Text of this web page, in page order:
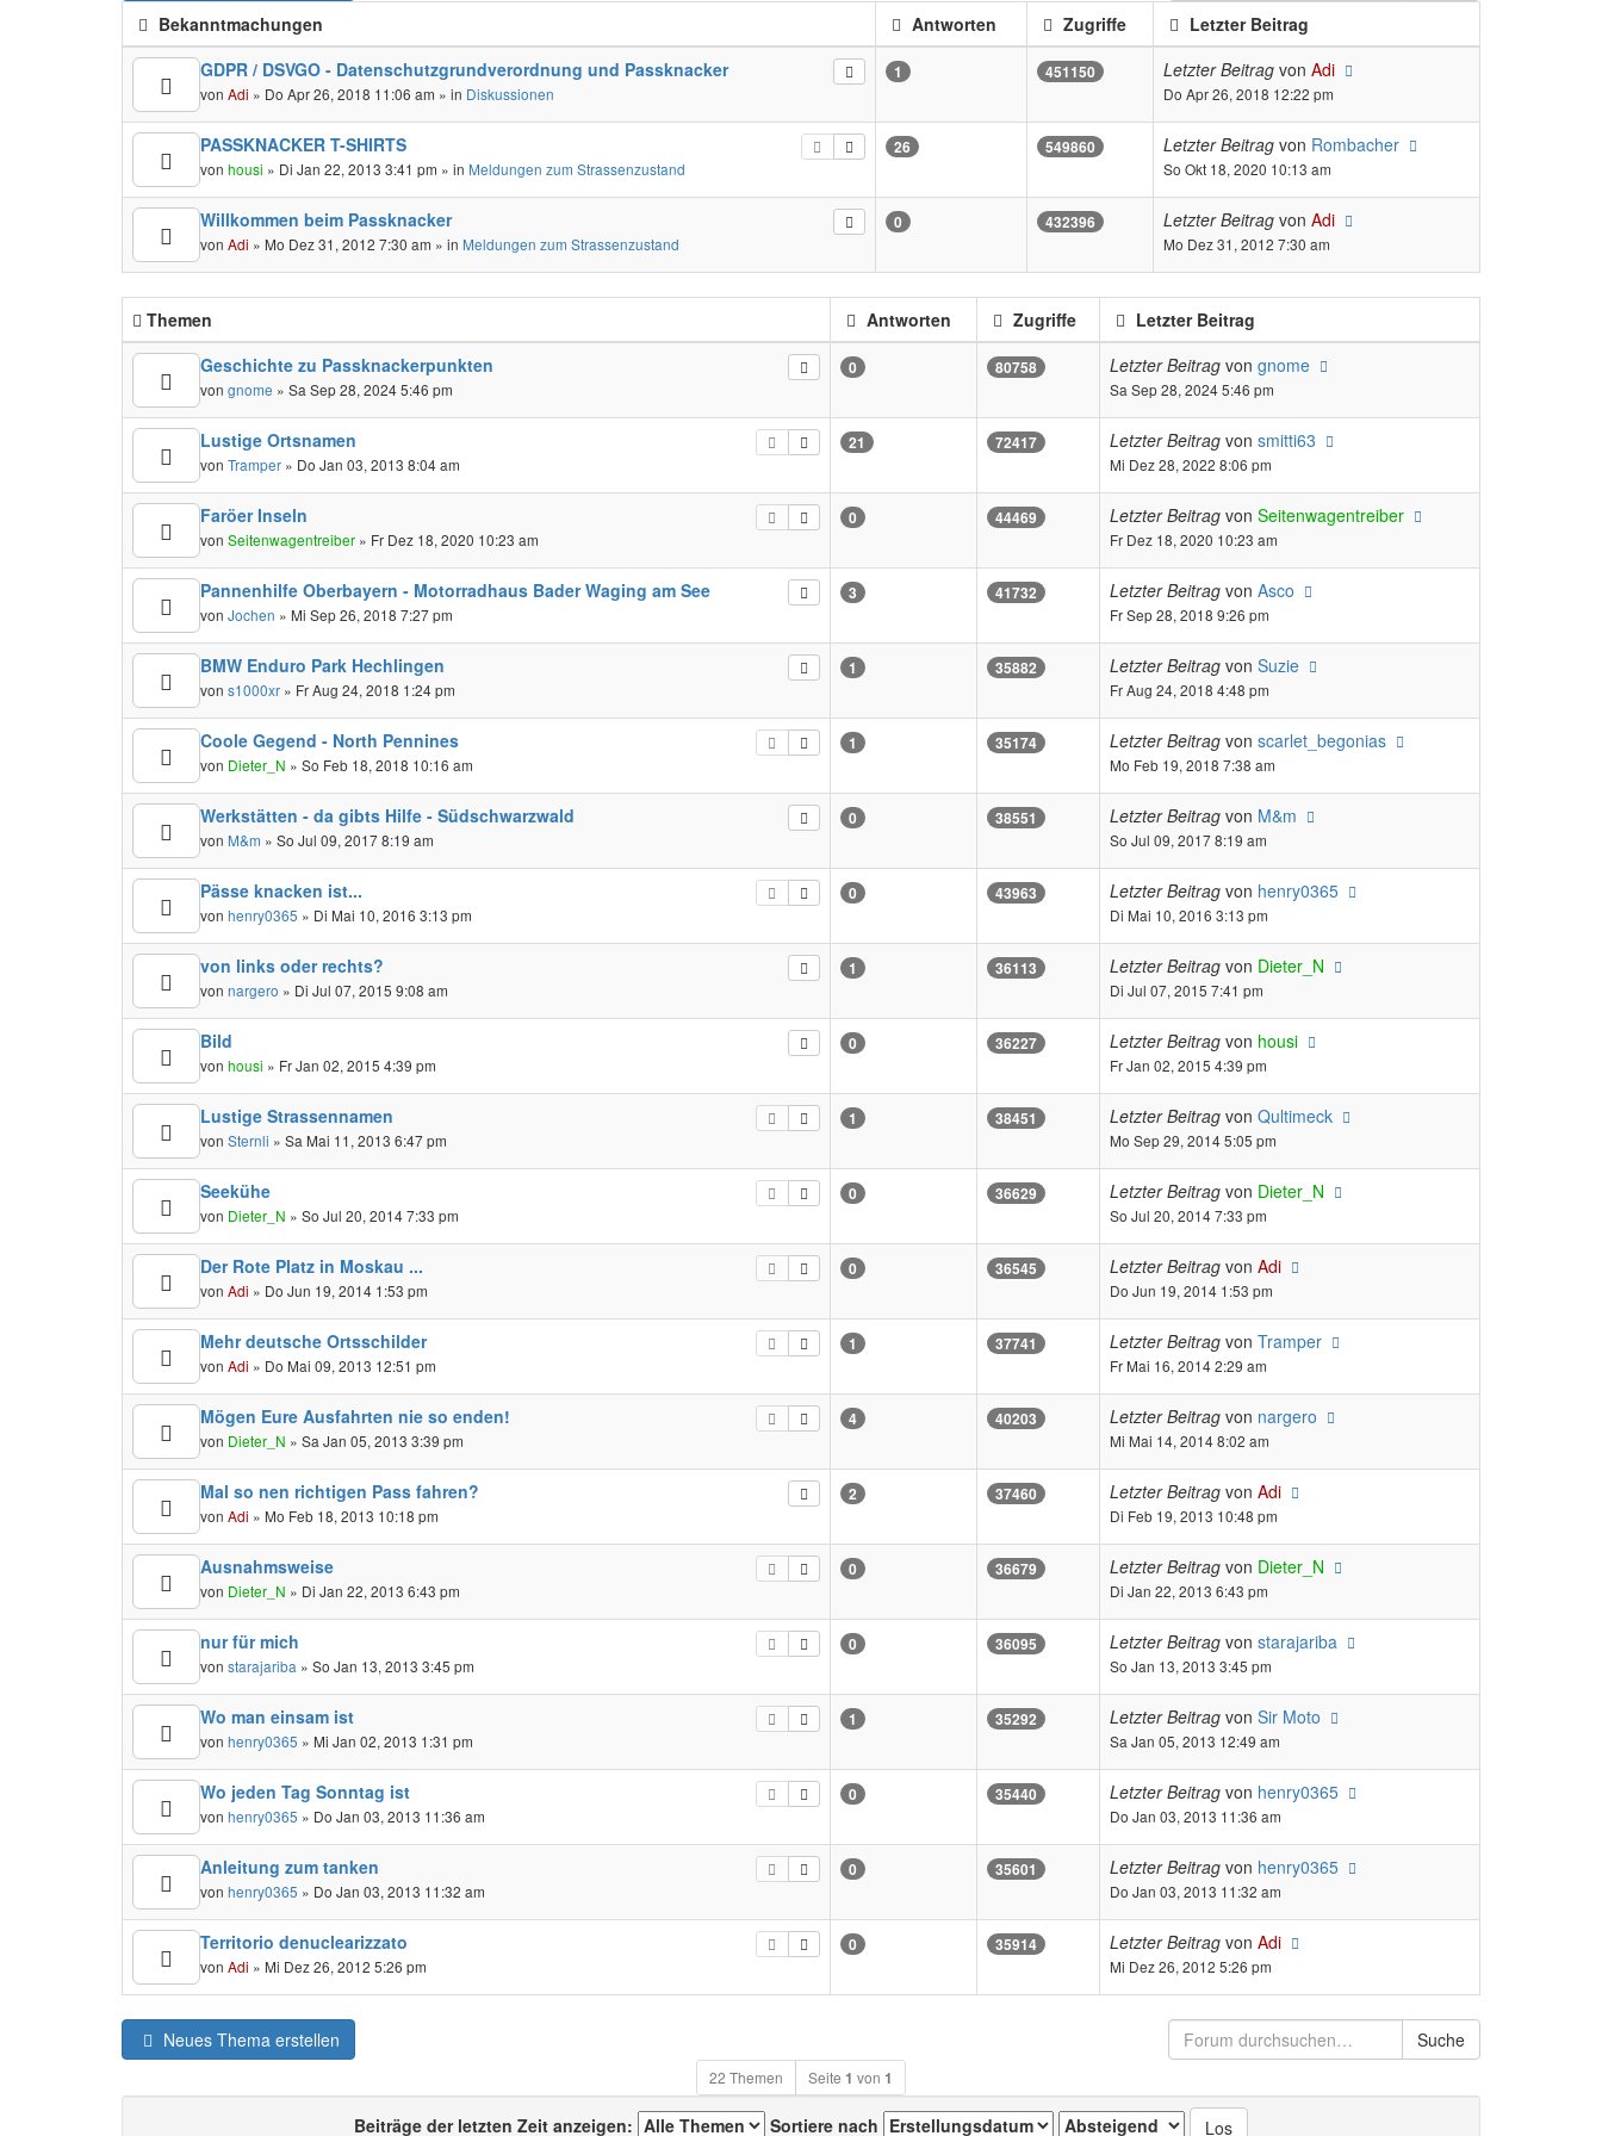
Bekanntmachungen
Antworten Zugriffe
Letzter Beitrag
GDPR / DSVGO - Datenschutzgrundverordnung und Passknacker
vonAdi » Do Apr 26, 2018 11:06 am » in Diskussionen
1 451150 Letzter Beitrag von Adi
Do Apr 26, 2018 12:22 pm
PASSKNACKER T-SHIRTS
vonhousi » Di Jan 22, 2013 3:41 pm » in Meldungen zum Strassenzustand
26 549860 Letzter Beitrag von Rombacher
So Okt 18, 2020 10:13 am
Willkommen beim Passknacker
vonAdi » Mo Dez 31, 2012 7:30 am » in Meldungen zum Strassenzustand
0 432396 Letzter Beitrag von Adi
Mo Dez 31, 2012 7:30 am
Themen Antworten Zugriffe
Letzter Beitrag
Geschichte zu Passknackerpunkten
vongnome » Sa Sep 28, 2024 5:46 pm
0 80758 Letzter Beitrag von gnome
Sa Sep 28, 2024 5:46 pm
Lustige Ortsnamen
vonTramper » Do Jan 03, 2013 8:04 am
21 72417 Letzter Beitrag von smitti63
Mi Dez 28, 2022 8:06 pm
Faröer Inseln
vonSeitenwagentreiber » Fr Dez 18, 2020 10:23 am
0 44469 Letzter Beitrag von Seitenwagentreiber
Fr Dez 18, 2020 10:23 am
Pannenhilfe Oberbayern - Motorradhaus Bader Waging am See
vonJochen » Mi Sep 26, 2018 7:27 pm
3 41732 Letzter Beitrag von Asco
Fr Sep 28, 2018 9:26 pm
BMW Enduro Park Hechlingen
vons1000xr » Fr Aug 24, 2018 1:24 pm
1 35882 Letzter Beitrag von Suzie
Fr Aug 24, 2018 4:48 pm
Coole Gegend - North Pennines
von Dieter_N » So Feb 18, 2018 10:16 am
1 35174 Letzter Beitrag von scarlet_begonias
Mo Feb 19, 2018 7:38 am
Werkstätten - da gibts Hilfe - Südschwarzwald
von M&m » So Jul 09, 2017 8:19 am
0 38551 Letzter Beitrag von M&m
So Jul 09, 2017 8:19 am
Pässe knacken ist...
vonhenry0365 » Di Mai 10, 2016 3:13 pm
0 43963 Letzter Beitrag von henry0365
Di Mai 10, 2016 3:13 pm
von links oder rechts?
vonnargero » Di Jul 07, 2015 9:08 am
1 36113 Letzter Beitrag von Dieter_N
Di Jul 07, 2015 7:41 pm
Bild
vonhousi » Fr Jan 02, 2015 4:39 pm
0 36227 Letzter Beitrag von housi
Fr Jan 02, 2015 4:39 pm
Lustige Strassennamen
vonSternli » Sa Mai 11, 2013 6:47 pm
1 38451 Letzter Beitrag von Qultimeck
Mo Sep 29, 2014 5:05 pm
Seekühe
von Dieter_N » So Jul 20, 2014 7:33 pm
0 36629 Letzter Beitrag von Dieter_N
So Jul 20, 2014 7:33 pm
Der Rote Platz in Moskau ...
vonAdi » Do Jun 19, 2014 1:53 pm
0 36545 Letzter Beitrag von Adi
Do Jun 19, 2014 1:53 pm
Mehr deutsche Ortsschilder
vonAdi » Do Mai 09, 2013 12:51 pm
1 37741 Letzter Beitrag von Tramper
Fr Mai 16, 2014 2:29 am
Mögen Eure Ausfahrten nie so enden!
von Dieter_N » Sa Jan 05, 2013 3:39 pm
4 40203 Letzter Beitrag von nargero
Mi Mai 14, 2014 8:02 am
Mal so nen richtigen Pass fahren?
vonAdi » Mo Feb 18, 2013 10:18 pm
2 37460 Letzter Beitrag von Adi
Di Feb 19, 2013 10:48 pm
Ausnahmsweise
von Dieter_N » Di Jan 22, 2013 6:43 pm
0 36679 Letzter Beitrag von Dieter_N
Di Jan 22, 2013 6:43 pm
nur für mich
vonstarajariba » So Jan 13, 2013 3:45 pm
0 36095 Letzter Beitrag von starajariba
So Jan 13, 2013 3:45 pm
Wo man einsam ist
vonhenry0365 » Mi Jan 02, 2013 1:31 pm
1 35292 Letzter Beitrag von Sir Moto
Sa Jan 05, 2013 12:49 am
Wo jeden Tag Sonntag ist
vonhenry0365 » Do Jan 03, 2013 11:36 am
0 35440 Letzter Beitrag von henry0365
Do Jan 03, 2013 11:36 am
Anleitung zum tanken
vonhenry0365 » Do Jan 03, 2013 11:32 am
0 35601 Letzter Beitrag von henry0365
Do Jan 03, 2013 11:32 am
Territorio denuclearizzato
vonAdi » Mi Dez 26, 2012 5:26 pm
0 35914 Letzter Beitrag von Adi
Mi Dez 26, 2012 5:26 pm
Neues Thema erstellen Suche
22 Themen Seite 1 von 1
Beiträge der letzten Zeit anzeigen: Sortiere nach